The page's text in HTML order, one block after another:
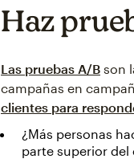
Haz
Las pruebas A/B son
campañas en
clientes para
¿Más personas
parte superior